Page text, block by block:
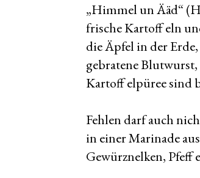
„Himmel un Ääd“
frische Kartoff eln
die Äpfel in der
gebratene
Kartoff elpüree sind
Fehlen darf auch
in einer Marinade
Gewürznelken, Pfeff